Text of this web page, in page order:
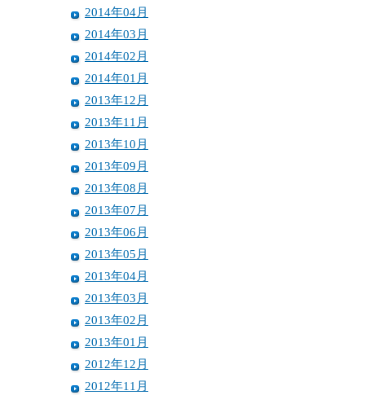
2014年04月
2014年03月
2014年02月
2014年01月
2013年12月
2013年11月
2013年10月
2013年09月
2013年08月
2013年07月
2013年06月
2013年05月
2013年04月
2013年03月
2013年02月
2013年01月
2012年12月
2012年11月